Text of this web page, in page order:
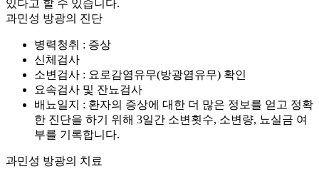
있다고 할 수 있습니다.
과민성 방광의 진단
병력청취 : 증상
신체검사
소변검사 : 요로감염유무(방광염유무) 확인
요속검사 및 잔뇨검사
배뇨일지 : 환자의 증상에 대한 더 많은 정보를 얻고 정확
한 진단을 하기 위해 3일간 소변횟수, 소변량, 뇨실금 여
부를 기록합니다.
과민성 방광의 치료